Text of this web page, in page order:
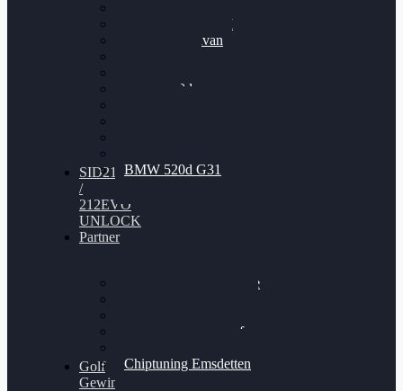
VW Passat 2.0TDI
VW T6 Multivan
BMW 120d
BMW 520d G31
SID212
/
212EVO
UNLOCK
Partner
Bilgenroth Performance
Chiptuning Schüttorf
Chiptuning Emsdetten
Golf
Gewinnspiel